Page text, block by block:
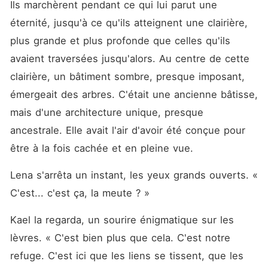
Ils marchèrent pendant ce qui lui parut une
éternité, jusqu'à ce qu'ils atteignent une clairière,
plus grande et plus profonde que celles qu'ils
avaient traversées jusqu'alors. Au centre de cette
clairière, un bâtiment sombre, presque imposant,
émergeait des arbres. C'était une ancienne bâtisse,
mais d'une architecture unique, presque
ancestrale. Elle avait l'air d'avoir été conçue pour
être à la fois cachée et en pleine vue.
Lena s'arrêta un instant, les yeux grands ouverts. «
C'est... c'est ça, la meute ? »
Kael la regarda, un sourire énigmatique sur les
lèvres. « C'est bien plus que cela. C'est notre
refuge. C'est ici que les liens se tissent, que les